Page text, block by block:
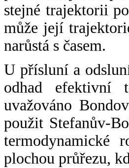
stejné trajektorii
může její
narůstá s časem.
U přísluní a
odhad efektivní
uvažováno
použit Stefanův-
termodynamické
plochou průřezu,